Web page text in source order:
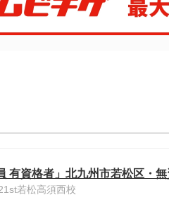
有資格者」北九州市若松区・
若松高須西校